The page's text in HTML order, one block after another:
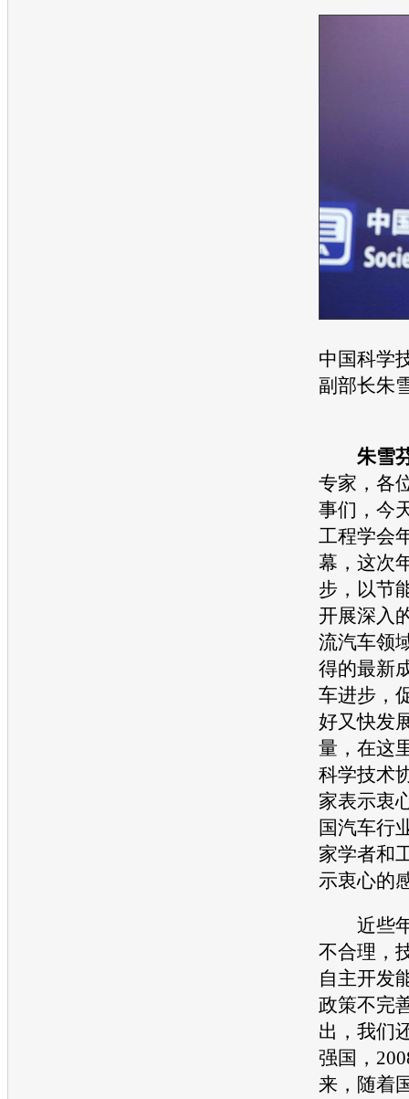
中国科学
副部长朱
朱雪
专家，各
事们，今
工程学会
幕，这次
步，以节
开展深入
流汽车领
得的最新
车进步，
好又快发
量，在这
科学技术
家表示衷
国汽车行
家学者和
示衷心的
近些
不合理，
自主开发
政策不完
出，我们
强国，
来，随着